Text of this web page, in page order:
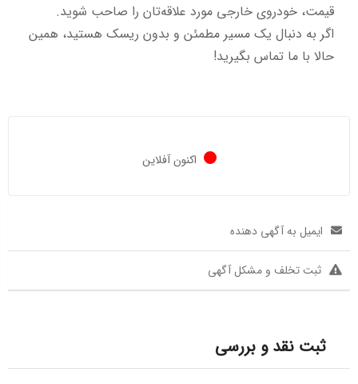
قیمت، خودروی خارجی مورد علاقه‌تان را صاحب شوید.
اگر به دنبال یک مسیر مطمئن و بدون ریسک هستید، همین
حالا با ما تماس بگیرید!
اکنون آفلاین
ایمیل به آگهی دهنده
ثبت تخلف و مشکل آگهی
ثبت نقد و بررسی